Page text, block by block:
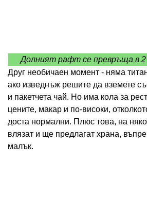
Долният рафт се превръща в 2
Друг необичаен момент - няма
ако изведнъж решите да вземете
и пакетчета чай. Но има кола за
цените, макар и по-високи,
доста нормални. Плюс това, на
влязат и ще предлагат храна,
малък.